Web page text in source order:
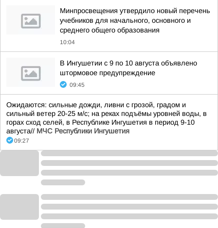
Минпросвещения утвердило новый перечень
учебников для начального, основного и
среднего общего образования
10:04
В Ингушетии с 9 по 10 августа объявлено
штормовое предупреждение
09:45
Ожидаются: сильные дожди, ливни с грозой, градом и
сильный ветер 20-25 м/с; на реках подъёмы уровней воды, в
горах сход селей, в Республике Ингушетия в период 9-10
августа// МЧС Республики Ингушетия
09:27